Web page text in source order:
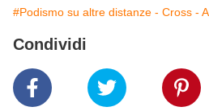
#Podismo su altre distanze - Cross -
Condividi